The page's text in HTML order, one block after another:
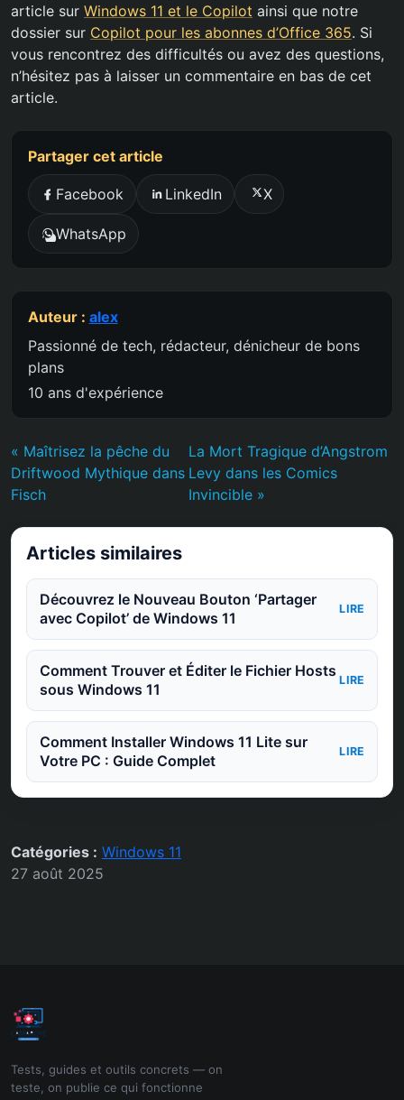
article sur Windows 11 et le Copilot ainsi que notre
dossier sur Copilot pour les abonnes d’Office 365. Si
vous rencontrez des difficultés ou avez des questions,
n’hésitez pas à laisser un commentaire en bas de cet
article.
Partager cet article
Facebook LinkedIn X
WhatsApp
Auteur : alex
Passionné de tech, rédacteur, dénicheur de bons
plans
10 ans d'expérience
« Maîtrisez la pêche du
Driftwood Mythique dans
Fisch
La Mort Tragique d’Angstrom
Levy dans les Comics
Invincible »
Articles similaires
Découvrez le Nouveau Bouton ‘Partager
avec Copilot’ de Windows 11
LIRE
Comment Trouver et Éditer le Fichier Hosts
sous Windows 11
LIRE
Comment Installer Windows 11 Lite sur
Votre PC : Guide Complet
LIRE
Catégories : Windows 11
27 août 2025
Tests, guides et outils concrets — on
teste, on publie ce qui fonctionne